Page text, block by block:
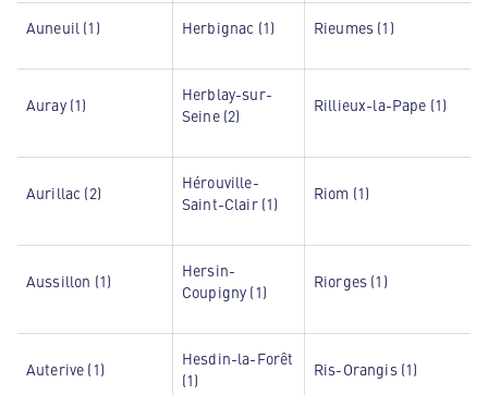
Auneuil (1) Herbignac (1) Rieumes (1)
Auray (1)
Herblay-sur-
Seine (2)
Rillieux-la-Pape (1)
Aurillac (2)
Hérouville-
Saint-Clair (1)
Riom (1)
Aussillon (1)
Hersin-
Coupigny (1)
Riorges (1)
Auterive (1)
Hesdin-la-Forêt
(1)
Ris-Orangis (1)